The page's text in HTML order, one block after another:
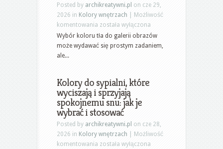
aranżacji
Posted by archikreatywni.pl on cze 29,
2026 in Kolory wnętrzach
Możliwość
komentowania Kolory
tła
do
wybrać
barwę
podkreślającą
styl
i
nastrój
wystawy
została wyłączona
Wybór koloru tła do galerii obrazów
może wydawać się prostym zadaniem,
ale...
Kolory do sypialni, które
wyciszają i sprzyjają
spokojnemu snu: jak je
wybrać i stosować
Posted by archikreatywni.pl on cze 28,
2026 in Kolory wnętrzach
Możliwość
komentowania Kolory
została wyłączona